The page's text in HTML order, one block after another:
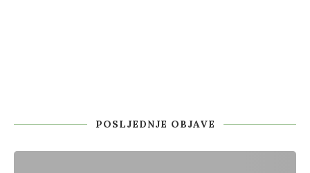
POSLJEDNJE OBJAVE